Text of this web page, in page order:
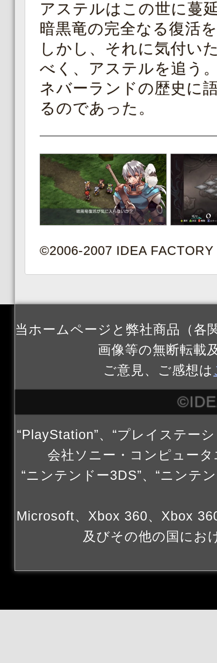
アステルはこの世に蔓
暗黒竜の完全なる復活
しかし、それに気付い
べく、アステルを追う
ネバーランドの歴史に
るのであった。
©2006-2007 IDEA FACTORY
当ホームページと弊社商品（各
画像等の無断転載
ご意見、ご感想は
“PlayStation”、“プレイステー
会社ソニー・コンピュー
“ニンテンドー3DS”、“ニンテ
Microsoft、Xbox 360、Xbox
及びその他の国にお